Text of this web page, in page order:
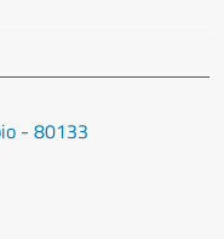
- 80133